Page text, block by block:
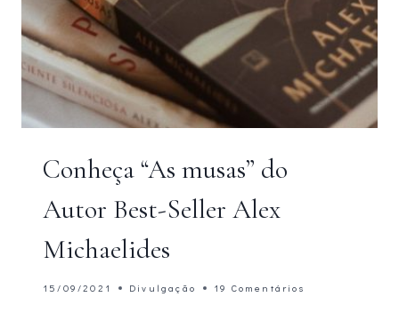
Conheça “As musas” do
Autor Best-Seller Alex
Michaelides
15/09/2021 Divulgação 19 Comentários